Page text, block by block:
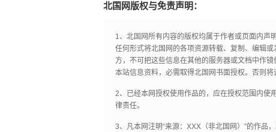
北国网版权与免责声明：
1、北国网所有内容的版权均属于作者或页面内声
任何形式将北国网的各项资源转载、复制、编辑
方，不可把这些信息在其他的服务器或文档中作
本站信息资料，必需取得北国网书面授权。否则将
2、已经本网授权使用作品的，应在授权范围内使
律责任。
3、凡本网注明“来源：XXX（非北国网）”的作品